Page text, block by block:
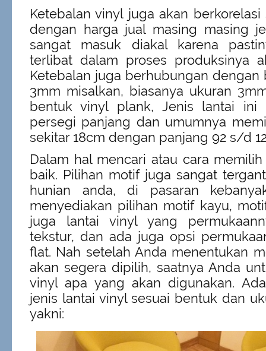
Ketebalan vinyl juga akan
dengan harga jual masing masing
sangat masuk diakal karena
terlibat dalam proses produksinya
Ketebalan juga berhubungan dengan
3mm misalkan, biasanya ukuran
bentuk vinyl plank, Jenis lantai ini
persegi panjang dan umumnya
sekitar 18cm dengan panjang 92 s/d
Dalam hal mencari atau cara
baik. Pilihan motif juga sangat
hunian anda, di pasaran
menyediakan pilihan motif kayu,
juga lantai vinyl yang
tekstur, dan ada juga opsi
flat. Nah setelah Anda menentukan
akan segera dipilih, saatnya Anda
vinyl apa yang akan digunakan.
jenis lantai vinyl sesuai bentuk dan
yakni: